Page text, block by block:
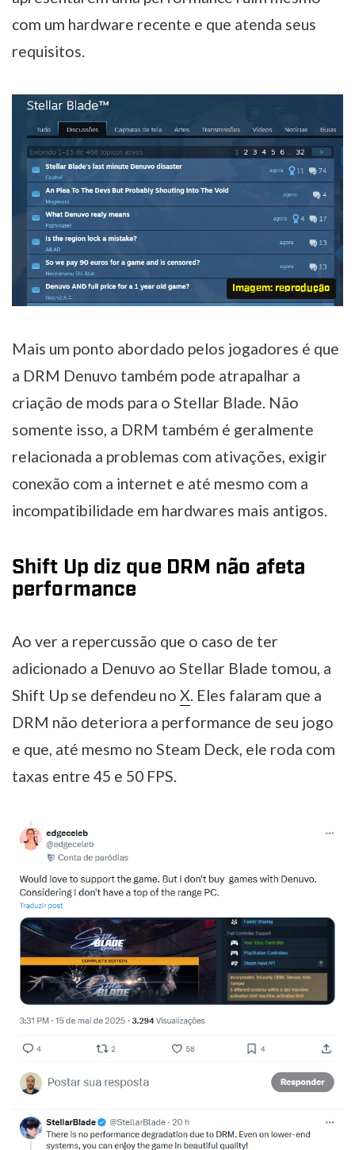
com um hardware recente e que atenda seus
requisitos.
Imagem: reprodução
Mais um ponto abordado pelos jogadores é que
a DRM Denuvo também pode atrapalhar a
criação de mods para o Stellar Blade. Não
somente isso, a DRM também é geralmente
relacionada a problemas com ativações, exigir
conexão com a internet e até mesmo com a
incompatibilidade em hardwares mais antigos.
Shift Up diz que DRM não afeta
performance
Ao ver a repercussão que o caso de ter
adicionado a Denuvo ao Stellar Blade tomou, a
Shift Up se defendeu no X. Eles falaram que a
DRM não deteriora a performance de seu jogo
e que, até mesmo no Steam Deck, ele roda com
taxas entre 45 e 50 FPS.